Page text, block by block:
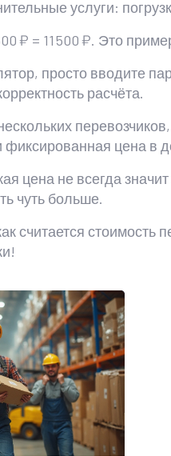
услуги:
₽ = 11 500 ₽. Это
просто вводите
расчёта.
цена в
цена не всегда
чуть больше.
считается